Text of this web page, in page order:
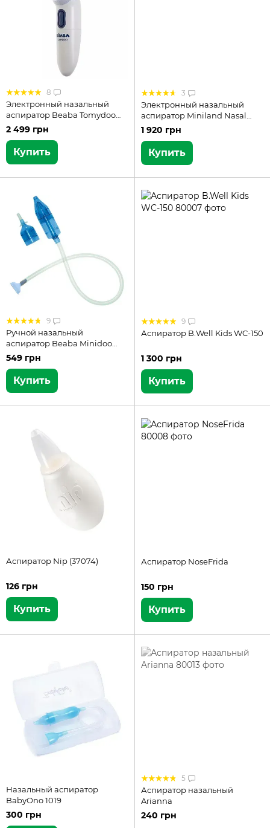
8
Электронный назальный
аспиратор Beaba Tomydoo
920312
2 499 грн
Купить
3
Электронный назальный
аспиратор Miniland Nasal
Care (89058)
1 920 грн
Купить
9
Ручной назальный
аспиратор Beaba Minidoo
920311
549 грн
Купить
9
Аспиратор B.Well Kids WC-150
1 300 грн
Купить
Аспиратор Nip (37074)
126 грн
Купить
Аспиратор NoseFrida
150 грн
Купить
Назальный аспиратор
BabyOno 1019
300 грн
5
Аспиратор назальный
Arianna
240 грн